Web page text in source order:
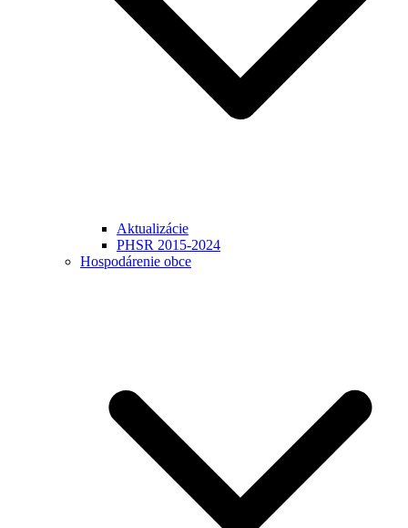
Aktualizácie
PHSR 2015-2024
Hospodárenie obce